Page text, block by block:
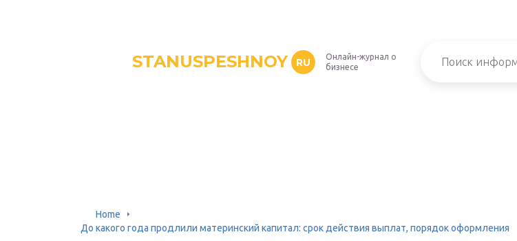
STANUSPESHNOY RU
Онлайн-журнал о
бизнесе
Home
До какого года продлили материнский капитал: срок действия выплат, порядок оформления